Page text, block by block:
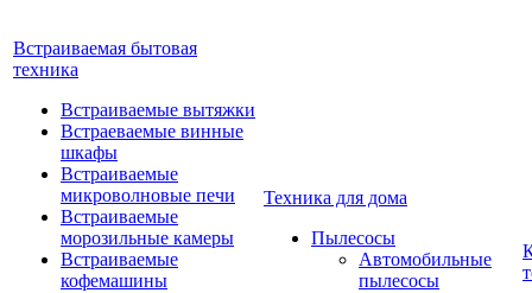
Встраиваемая бытовая
техника
Встраиваемые вытяжки
Встраеваемые винные
шкафы
Встраиваемые
микроволновые печи
Встраиваемые
морозильные камеры
Встраиваемые
кофемашины
Техника для дома
Пылесосы
Автомобильные
пылесосы